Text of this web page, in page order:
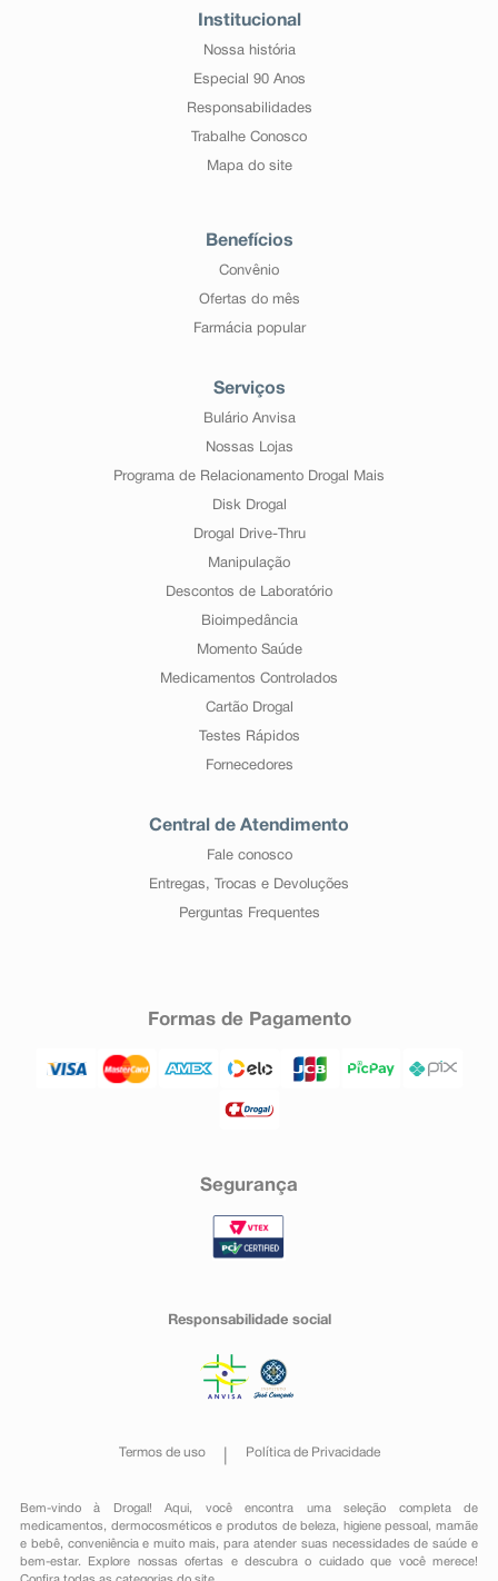
Institucional
Nossa história
Especial 90 Anos
Responsabilidades
Trabalhe Conosco
Mapa do site
Benefícios
Convênio
Ofertas do mês
Farmácia popular
Serviços
Bulário Anvisa
Nossas Lojas
Programa de Relacionamento Drogal Mais
Disk Drogal
Drogal Drive-Thru
Manipulação
Descontos de Laboratório
Bioimpedância
Momento Saúde
Medicamentos Controlados
Cartão Drogal
Testes Rápidos
Fornecedores
Central de Atendimento
Fale conosco
Entregas, Trocas e Devoluções
Perguntas Frequentes
Formas de Pagamento
Segurança
Responsabilidade social
Termos de uso Política de Privacidade
Bem-vindo à Drogal! Aqui, você encontra uma seleção completa de
medicamentos , dermocosméticos e produtos de beleza, higiene pessoal ,mamãe
e bebê, conveniênciae muito mais, para atender suas necessidades de saúde e
bem-estar. Explore nossas ofertas e descubra o cuidado que você merece!